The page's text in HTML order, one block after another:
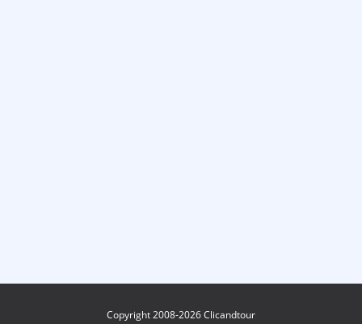
Copyright 2008-2026 Clicandtour